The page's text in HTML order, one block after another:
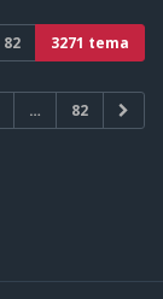
82 3271 tema
… 82